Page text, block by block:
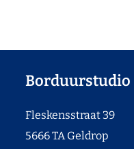
Borduurstudio
Fleskensstraat 39
5666 TA Geldrop